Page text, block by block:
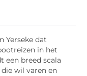
Yerseke dat
in het
een breed scala
wil varen en